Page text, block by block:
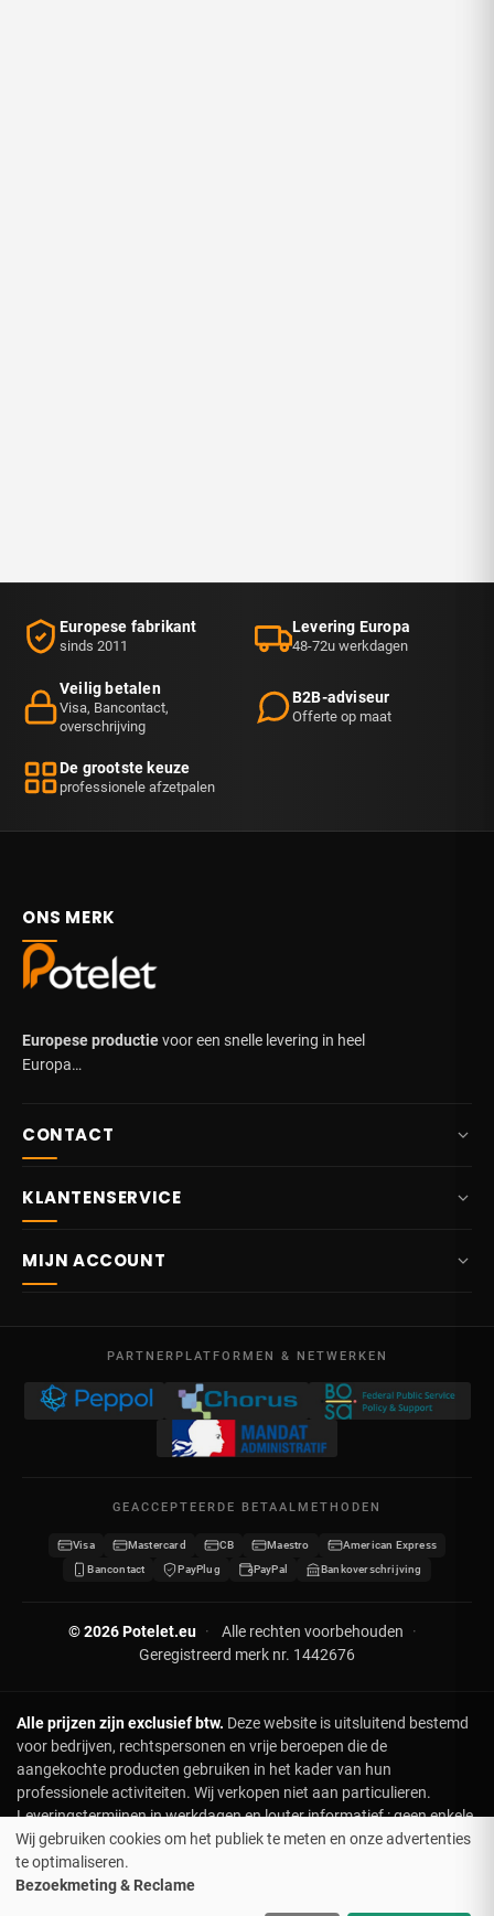
Europese fabrikant
sinds 2011
Levering Europa
48-72u werkdagen
Veilig betalen
Visa, Bancontact,
overschrijving
B2B-adviseur
Offerte op maat
De grootste keuze
professionele afzetpalen
ONS MERK
Europese productievoor een snelle levering in heel
Europa…
CONTACT
Ma – Vr
09:00 – 17:00
BTW BE 0641.740.320 - RPR Luik
KLANTENSERVICE
Levering
Verkoopsvoorwaarden
Privacybeleid
MIJN ACCOUNT
Mijn creditnota's
Mijn kortingsbonnen
Word verdeler
PARTNERPLATFORMEN & NETWERKEN
GEACCEPTEERDE BETAALMETHODEN
Visa Mastercard CB Maestro
American Express
Bancontact
PayPlug PayPal Bankoverschrijving
© 2026 Potelet.eu · Alle rechten voorbehouden
·
Geregistreerd merk nr. 1442676
Alle prijzen zijn exclusief btw. Deze website is uitsluitend bestemd
voor bedrijven, rechtspersonen en vrije beroepen die de
aangekochte producten gebruiken in het kader van hun
professionele activiteiten. Wij verkopen niet aan particulieren.
Leveringstermijnen in werkdagen en louter informatief : geen enkele
klacht of terugbetaling in geval van vertraging. Voor leveringen op
een specifieke datum, gelieve ons vooraf te contacteren. Hoewel de
levering gratis is vanaf 500 €, brengen speciale verzoeken (express,
Wij gebruiken cookies om het publiek te meten en onze advertenties
te optimaliseren.
Bezoekmeting & Reclame